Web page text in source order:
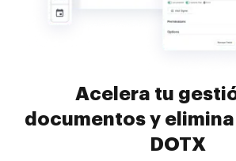
Acelera tu
documentos y
DOTX